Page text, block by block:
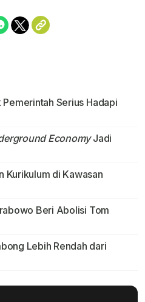
Serius Hadapi
EconomyJadi
Kurikulum di Kawasan
Beri Abolisi Tom
Lebih Rendah dari